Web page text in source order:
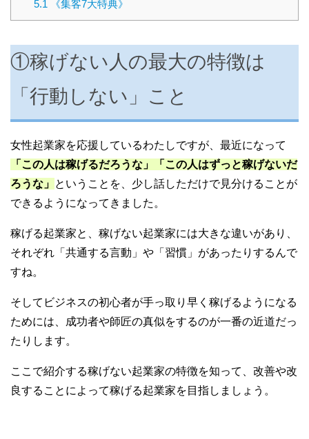
5.1 《集客7大特典》
①稼げない人の最大の特徴は
「行動しない」こと
女性起業家を応援しているわたしですが、最近になって
「この人は稼げるだろうな」「この人はずっと稼げないだ
ろうな」 ということを、少し話しただけで見分けることが
できるようになってきました。
稼げる起業家と、稼げない起業家には大きな違いがあり、
それぞれ「共通する言動」や「習慣」があったりするんで
すね。
そしてビジネスの初心者が手っ取り早く稼げるようになる
ためには、成功者や師匠の真似をするのが一番の近道だっ
たりします。
ここで紹介する稼げない起業家の特徴を知って、改善や改
良することによって稼げる起業家を目指しましょう。